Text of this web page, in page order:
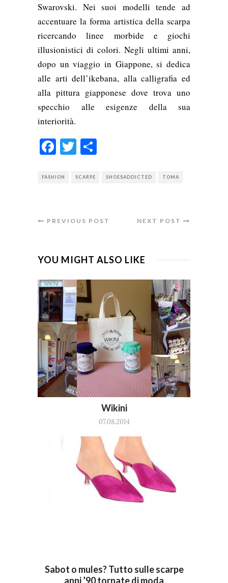
Swarovski. Nei suoi modelli tende ad
accentuare la forma artistica della scarpa
ricercando linee morbide e giochi
illusionistici di colori. Negli ultimi anni,
dopo un viaggio in Giappone, si dedica
alle arti dell’ikebana, alla calligrafia ed
alla pittura giapponese dove trova uno
specchio alle esigenze della sua
interiorità.
Facebook
Twitter
FASHION SCARPE SHOESADDICTED TOMA
PREVIOUS POST NEXT POST
YOU MIGHT ALSO LIKE
Wikini
07.08.2014
Sabot o mules? Tutto sulle scarpe
anni ’90 tornate di moda